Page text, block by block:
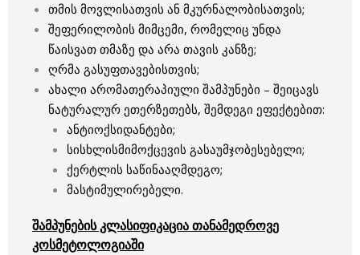
თმის მოვლისათვის ან მკურნალობისათვის;
შეფერილობის მიმცემი, რომელიც უნდა
წაისვათ თმაზე და არა თავის კანზე;
ღრმა გასუფთავებისთვის;
ახალი არომათერაპიული შამპუნები – შეიცავს
ნატურალურ ეთერზეთებს, შემდეგი ეფექტებით:
ანტიოქსიდანტები;
სისხლისმიმოქცევის გასაუმჯობესებელი;
ქერტლის საწინააღმდეგო;
მასტიმულირებელი.
შამპუნების კლასიფიკაცია თანამედროვე
კოსმეტოლოგიაში